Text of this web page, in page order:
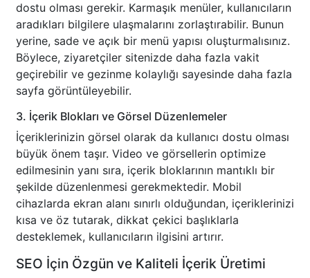
dostu olması gerekir. Karmaşık menüler, kullanıcıların
aradıkları bilgilere ulaşmalarını zorlaştırabilir. Bunun
yerine, sade ve açık bir menü yapısı oluşturmalısınız.
Böylece, ziyaretçiler sitenizde daha fazla vakit
geçirebilir ve gezinme kolaylığı sayesinde daha fazla
sayfa görüntüleyebilir.
3. İçerik Blokları ve Görsel Düzenlemeler
İçeriklerinizin görsel olarak da kullanıcı dostu olması
büyük önem taşır. Video ve görsellerin optimize
edilmesinin yanı sıra, içerik bloklarının mantıklı bir
şekilde düzenlenmesi gerekmektedir. Mobil
cihazlarda ekran alanı sınırlı olduğundan, içeriklerinizi
kısa ve öz tutarak, dikkat çekici başlıklarla
desteklemek, kullanıcıların ilgisini artırır.
SEO İçin Özgün ve Kaliteli İçerik Üretimi